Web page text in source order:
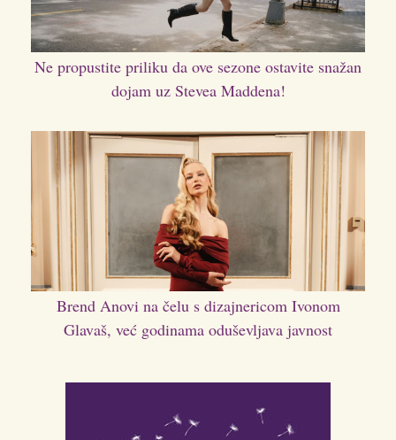
Ne propustite priliku da ove sezone ostavite snažan
dojam uz Stevea Maddena!
Brend Anovi na čelu s dizajnericom Ivonom
Glavaš, već godinama oduševljava javnost